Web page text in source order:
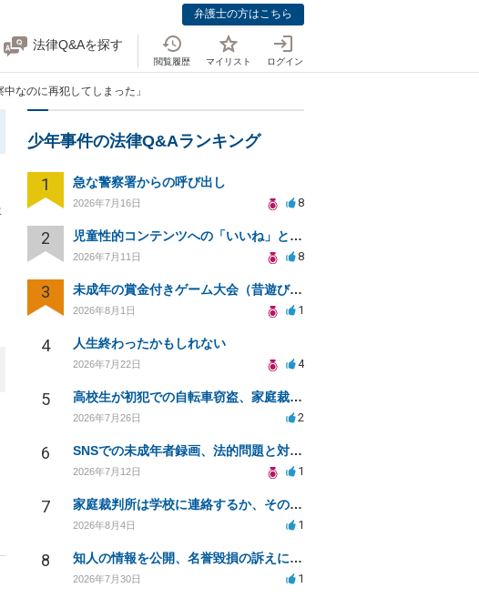
弁護士の方はこちら
法律Q&Aを探す
閲覧履歴 マイリスト ログイン
なのに再犯してしまった」
少年事件の法律Q&Aランキング
1 急な警察署からの呼び出し
2026年7月16日 8
2 児童性的コンテンツへの「いいね」と警察対応について
2026年7月11日 8
3 未成年の賞金付きゲーム大会（昔遊び）の開催は賭博罪になりますか？
2026年8月1日 1
4 人生終わったかもしれない
2026年7月22日 4
5 高校生が初犯での自転車窃盗、家庭裁判所の処分は？
2026年7月26日 2
6 SNSでの未成年者録画、法的問題と対応策について相談したい
2026年7月12日 1
7 家庭裁判所は学校に連絡するか、その内容について
2026年8月4日 1
8 知人の情報を公開、名誉毀損の訴えに対処する方法は？
2026年7月30日 1